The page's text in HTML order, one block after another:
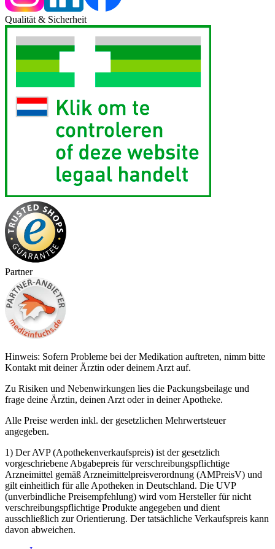
Qualität & Sicherheit
Partner
Hinweis: Sofern Probleme bei der Medikation auftreten, nimm bitte
Kontakt mit deiner Ärztin oder deinem Arzt auf.
Zu Risiken und Nebenwirkungen lies die Packungsbeilage und
frage deine Ärztin, deinen Arzt oder in deiner Apotheke.
Alle Preise werden inkl. der gesetzlichen Mehrwertsteuer
angegeben.
1) Der AVP (Apothekenverkaufspreis) ist der gesetzlich
vorgeschriebene Abgabepreis für verschreibungspflichtige
Arzneimittel gemäß Arzneimittelpreisverordnung (AMPreisV) und
gilt einheitlich für alle Apotheken in Deutschland. Die UVP
(unverbindliche Preisempfehlung) wird vom Hersteller für nicht
verschreibungspflichtige Produkte angegeben und dient
ausschließlich zur Orientierung. Der tatsächliche Verkaufspreis kann
davon abweichen.